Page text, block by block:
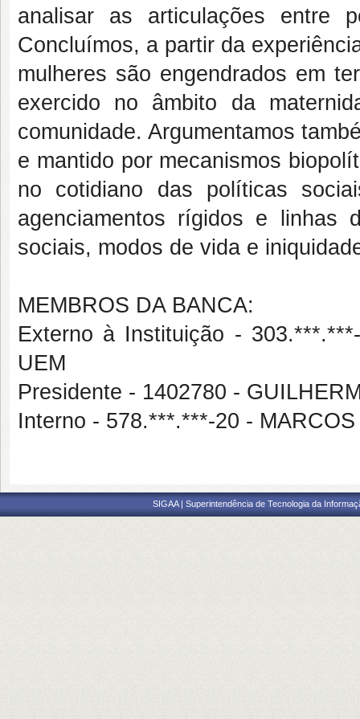
analisar as articulações entre
Concluímos, a partir da
mulheres são engendrados em
exercido no âmbito da
comunidade. Argumentamos
e mantido por mecanismos
no cotidiano das políticas
agenciamentos rígidos e linhas
sociais, modos de vida e
MEMBROS DA BANCA:
Externo à Instituição -
UEM
Presidente - 1402780 -
Interno - 578.***.***-20 -
SIGAA | Superintendência de Tecnologia da